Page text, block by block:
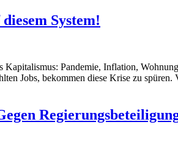
System!
Kapitalismus: Pandemie, Inflation,
Jobs, bekommen diese Krise zu